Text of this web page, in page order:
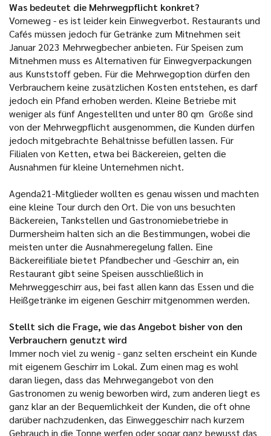
Was bedeutet die Mehrwegpflicht konkret?
Vorneweg - es ist leider kein Einwegverbot. Restaurants und
Cafés müssen jedoch für Getränke zum Mitnehmen seit
Januar 2023 Mehrwegbecher anbieten. Für Speisen zum
Mitnehmen muss es Alternativen für Einwegverpackungen
aus Kunststoff geben. Für die Mehrwegoption dürfen den
Verbrauchern keine zusätzlichen Kosten entstehen, es darf
jedoch ein Pfand erhoben werden. Kleine Betriebe mit
weniger als fünf Angestellten und unter 80 qm Größe sind
von der Mehrwegpflicht ausgenommen, die Kunden dürfen
jedoch mitgebrachte Behältnisse befüllen lassen. Für
Filialen von Ketten, etwa bei Bäckereien, gelten die
Ausnahmen für kleine Unternehmen nicht.
Agenda21-Mitglieder wollten es genau wissen und machten
eine kleine Tour durch den Ort. Die von uns besuchten
Bäckereien, Tankstellen und Gastronomiebetriebe in
Durmersheim halten sich an die Bestimmungen, wobei die
meisten unter die Ausnahmeregelung fallen. Eine
Bäckereifiliale bietet Pfandbecher und -Geschirr an, ein
Restaurant gibt seine Speisen ausschließlich in
Mehrweggeschirr aus, bei fast allen kann das Essen und die
Heißgetränke im eigenen Geschirr mitgenommen werden.
Stellt sich die Frage, wie das Angebot bisher von den
Verbrauchern genutzt wird
Immer noch viel zu wenig - ganz selten erscheint ein Kunde
mit eigenem Geschirr im Lokal. Zum einen mag es wohl
daran liegen, dass das Mehrwegangebot von den
Gastronomen zu wenig beworben wird, zum anderen liegt es
ganz klar an der Bequemlichkeit der Kunden, die oft ohne
darüber nachzudenken, das Einweggeschirr nach kurzem
Gebrauch in die Tonne werfen oder sogar ganz bewusst das